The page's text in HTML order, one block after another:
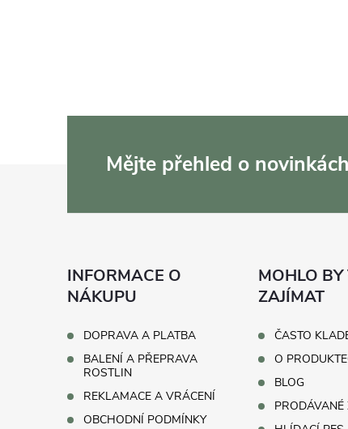
Mějte přehled o novinkách
INFORMACE O
NÁKUPU
DOPRAVA A PLATBA
BALENÍ A PŘEPRAVA
ROSTLIN
REKLAMACE A VRÁCENÍ
OBCHODNÍ PODMÍNKY
MOHLO BY
ZAJÍMAT
ČASTO
O
BLOG
PRODÁVANÉ